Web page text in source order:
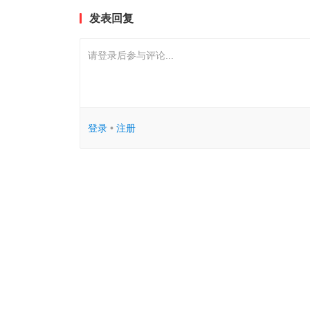
发表回复
请登录后参与评论...
登录• 注册